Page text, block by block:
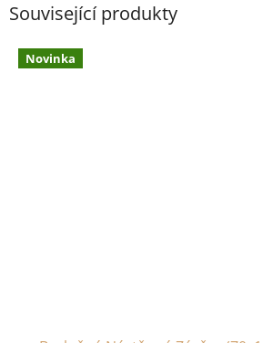
Související produkty
Novinka